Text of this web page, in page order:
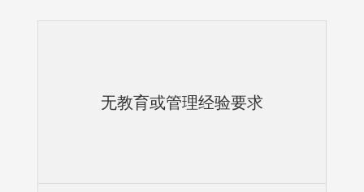
无教育或管理经验要求